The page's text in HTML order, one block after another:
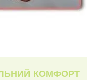
КОМФОРТ